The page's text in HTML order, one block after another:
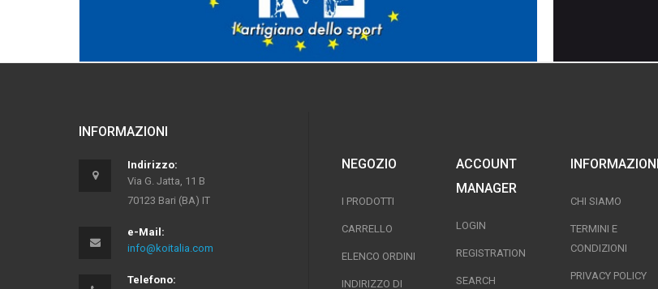
INFORMAZIONI
Indirizzo:
Via G. Jatta, 11 B
70123 Bari (BA) IT
e-Mail:
info@koitalia.com
Telefono:
NEGOZIO
I PRODOTTI
CARRELLO
ELENCO ORDINI
INDIRIZZO DI
ACCOUNT
MANAGER
LOGIN
REGISTRATION
SEARCH
INFORMAZIONI
CHI SIAMO
TERMINI E
CONDIZIONI
PRIVACY POLICY